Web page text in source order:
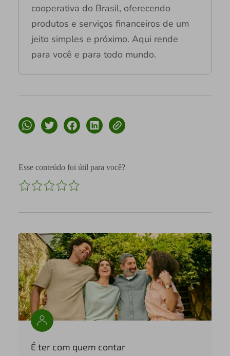
cooperativa do Brasil, oferecendo
produtos e serviços financeiros de um
jeito simples e próximo. Aqui rende
para você e para todo mundo.
Esse conteúdo foi útil para você?
É ter com quem contar